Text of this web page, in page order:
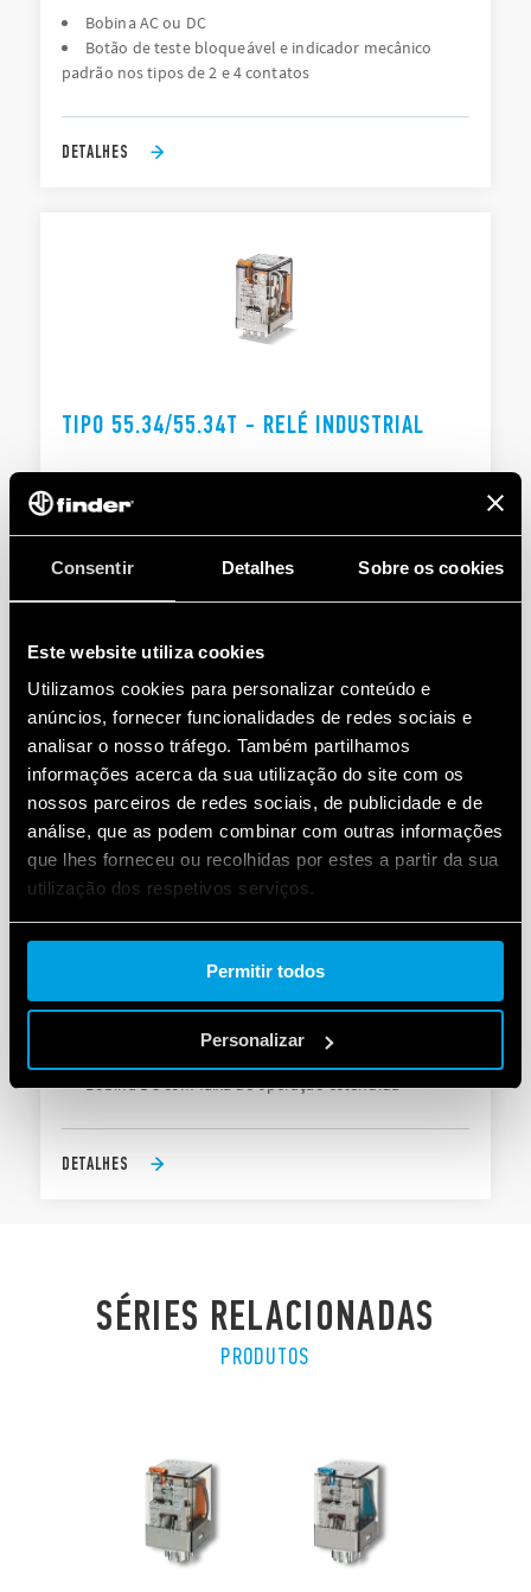
Consentir Detalhes Sobre os cookies
Este website utiliza cookies
Utilizamos cookies para personalizar conteúdo e
anúncios, fornecer funcionalidades de redes sociais e
analisar o nosso tráfego. Também partilhamos
informações acerca da sua utilização do site com os
nossos parceiros de redes sociais, de publicidade e de
análise, que as podem combinar com outras informações
que lhes forneceu ou recolhidas por estes a partir da sua
utilização dos respetivos serviços.
Cookie policy.
Permitir todos
Personalizar
Bobina AC ou DC
Botão de teste bloqueável e indicador mecânico
padrão nos tipos de 2 e 4 contatos
DETALHES
TIPO 55.34/55.34T - RELÉ INDUSTRIAL
Versão disponível para aplicações ferroviárias
Botão de teste bloqueável e indicador mecânico
DETALHES
TIPO 55.34T -RELÉ PARA APLICAÇÕES
FERROVIÁRIAS
Em conformidade com a EN 45545-2 + A1: 2016
(proteção contra incêndio e fumaça), EN
61373 (resistência a choques e vibrações, categoria 1,
classe B), EN 50155 (resistência à temperatura
Bobina DC com faixa de operação estendida
DETALHES
SÉRIES RELACIONADAS
PRODUTOS